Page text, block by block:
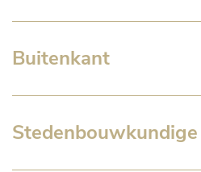
Buitenkant